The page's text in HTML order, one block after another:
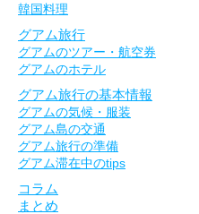
韓国料理
グアム旅行
グアムのツアー・航空券
グアムのホテル
グアム旅行の基本情報
グアムの気候・服装
グアム島の交通
グアム旅行の準備
グアム滞在中のtips
コラム
まとめ